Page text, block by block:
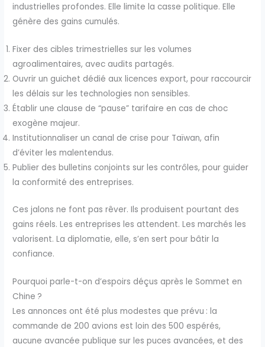
industrielles profondes. Elle limite la casse politique. Elle
génère des gains cumulés.
Fixer des cibles trimestrielles sur les volumes
agroalimentaires, avec audits partagés.
Ouvrir un guichet dédié aux licences export, pour raccourcir
les délais sur les technologies non sensibles.
Établir une clause de “pause” tarifaire en cas de choc
exogène majeur.
Institutionnaliser un canal de crise pour Taïwan, afin
d’éviter les malentendus.
Publier des bulletins conjoints sur les contrôles, pour guider
la conformité des entreprises.
Ces jalons ne font pas rêver. Ils produisent pourtant des
gains réels. Les entreprises les attendent. Les marchés les
valorisent. La diplomatie, elle, s’en sert pour bâtir la
confiance.
Pourquoi parle-t-on d’espoirs déçus après le Sommet en
Chine ?
Les annonces ont été plus modestes que prévu : la
commande de 200 avions est loin des 500 espérés,
aucune avancée publique sur les puces avancées, et des